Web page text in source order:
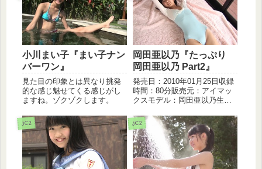
小川まい子『まい子ナン
バーワン』
見た目の印象とは異なり挑発
的な感じ魅せてくる感じがし
ますね。ゾクゾクします。
岡田亜以乃『たっぷり
岡田亜以乃 Part2』
発売日：2010年01月25日収録
時間：80分販売元：アイマッ
クスモデル：岡田亜以乃生年
感じの顔立ちしていますが、
まだ中学生です。カラダが柔
らかいのでやはりレオタード
の衣装がきましたね、...
JC2 JC2